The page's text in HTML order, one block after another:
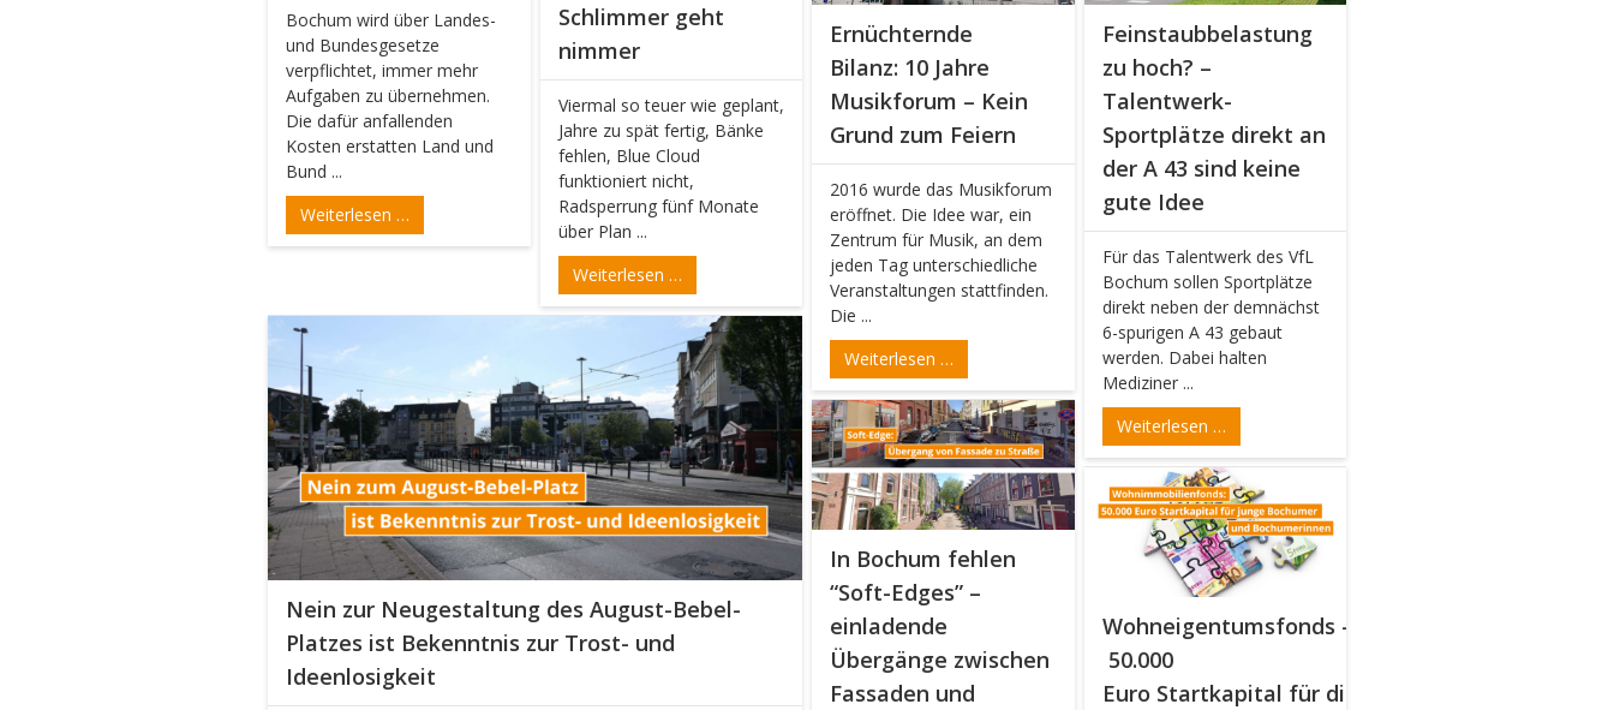
Bochum wird über Landes-
und Bundesgesetze
verpflichtet, immer mehr
Aufgaben zu übernehmen.
Die dafür anfallenden
Kosten erstatten Land und
Bund ...
Weiterlesen …
Schlimmer geht
nimmer
Viermal so teuer wie geplant,
Jahre zu spät fertig, Bänke
fehlen, Blue Cloud
funktioniert nicht,
Radsperrung fünf Monate
über Plan ...
Weiterlesen …
Ernüchternde
Bilanz: 10 Jahre
Musikforum – Kein
Grund zum Feiern
2016 wurde das Musikforum
eröffnet. Die Idee war, ein
Zentrum für Musik, an dem
jeden Tag unterschiedliche
Veranstaltungen stattfinden.
Die ...
Weiterlesen …
Nein zur Neugestaltung des August-Bebel-
Platzes ist Bekenntnis zur Trost- und
Ideenlosigkeit
Feinstaubbelastung
zu hoch? –
Talentwerk-
Sportplätze direkt an
der A 43 sind keine
gute Idee
Für das Talentwerk des VfL
Bochum sollen Sportplätze
direkt neben der demnächst
6-spurigen A 43 gebaut
werden. Dabei halten
Mediziner ...
Weiterlesen …
In Bochum fehlen
“Soft-Edges” –
einladende
Übergänge zwischen
Fassaden und
Wohneigentumsfonds –
50.000
Euro Startkapital für die